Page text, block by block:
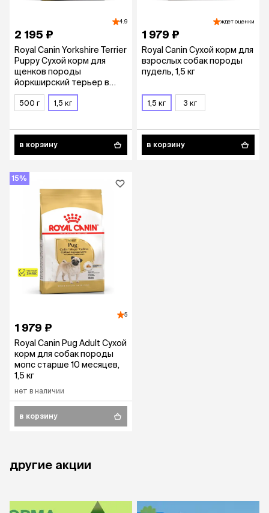
4.9
2 195 ₽
Royal Canin Yorkshire Terrier
Puppy Сухой корм для
щенков породы
йоркширский терьер в
возрасте до 10 месяцев,
1,5 кг
500 г 1,5 кг
в корзину
ждет оценки
1 979 ₽
Royal Canin Сухой корм для
взрослых собак породы
пудель, 1,5 кг
1,5 кг 3 кг
в корзину
15%
5
1 979 ₽
Royal Canin Pug Adult Сухой
корм для собак породы
мопс старше 10 месяцев,
1,5 кг
нет в наличии
в корзину
другие акции